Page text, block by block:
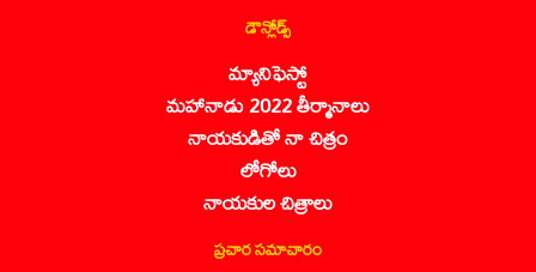
డౌన్లోడ్స్
మ్యానిఫెస్టో
మహానాడు 2022 తీర్మానాలు
నాయకుడితో నా చిత్రం
లోగోలు
నాయకుల చిత్రాలు
ప్రచార సమాచారం